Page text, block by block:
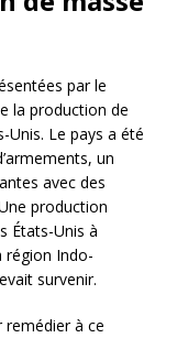
par le
la production de
Le pays a été
un
avec des
production
États-Unis à
région Indo-
survenir.
remédier à ce